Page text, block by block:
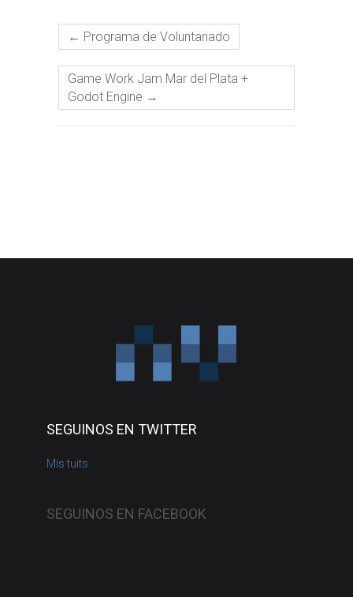
← Programa de Voluntariado
Game Work Jam Mar del Plata +
Godot Engine →
SEGUINOS EN TWITTER
Mis tuits
SEGUINOS EN FACEBOOK